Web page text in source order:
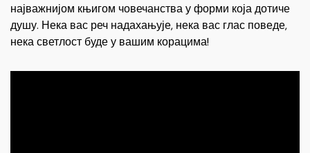
најважнијом књигом човечанства у форми која дотиче
душу. Нека вас реч надахањује, нека вас глас поведе,
нека светлост буде у вашим корацима!